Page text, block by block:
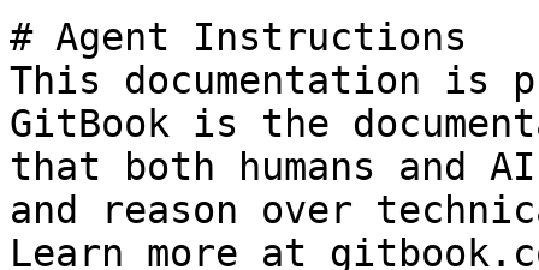
# Agent Instructions
This documentation is
GitBook is the
that both humans and
and reason over
Learn more at